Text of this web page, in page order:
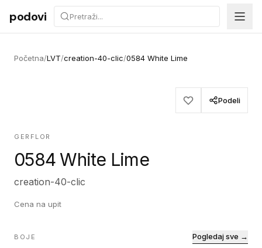
Preskoči na sadržaj
podovi
Početna/LVT/creation-40-clic/0584 White Lime
Podeli
GERFLOR
0584 White Lime
creation-40-clic
Cena na upit
BOJE Pogledaj sve →